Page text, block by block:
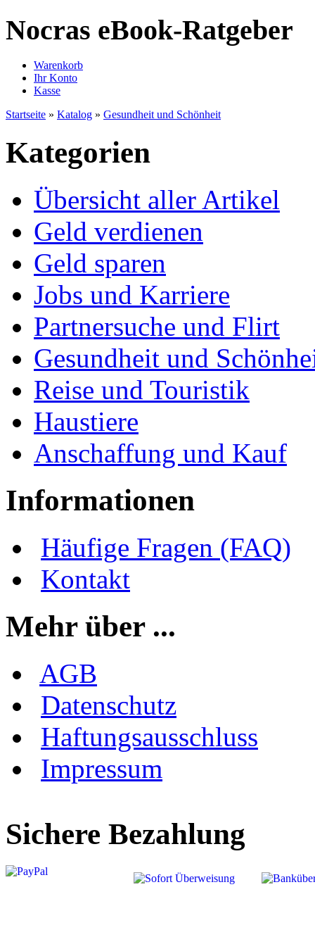
Nocras eBook-Ratgeber
Warenkorb
Ihr Konto
Kasse
Startseite » Katalog » Gesundheit und Schönheit
Kategorien
Übersicht aller Artikel
Geld verdienen
Geld sparen
Jobs und Karriere
Partnersuche und Flirt
Gesundheit und
Reise und Touristik
Haustiere
Anschaffung und Kauf
Informationen
Häufige Fragen (FAQ)
Kontakt
Mehr über ...
AGB
Datenschutz
Haftungsausschluss
Impressum
Sichere Bezahlung